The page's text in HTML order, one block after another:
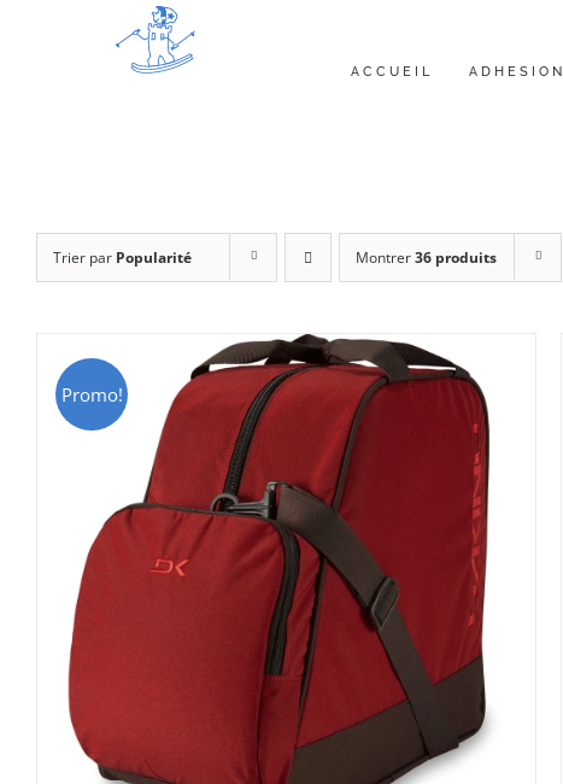
ACCUEIL ADHESION
Trier par Popularité Montrer36 produits
Promo!